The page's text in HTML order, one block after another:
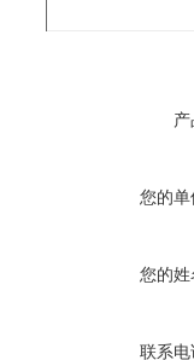
您的单
您的姓
联系电